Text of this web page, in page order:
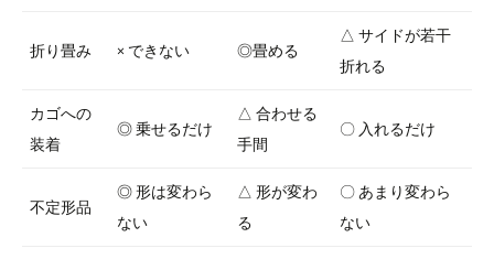
折り畳み × できない ◎畳める
△ サイドが若干
折れる
カゴへの
装着
◎ 乗せるだけ
△ 合わせる
手間
〇 入れるだけ
不定形品
◎ 形は変わら
ない
△ 形が変わ
る
〇 あまり変わら
ない